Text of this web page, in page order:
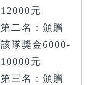
12000元
第二名：頒贈
該隊獎金6000-
10000元
第三名：頒贈